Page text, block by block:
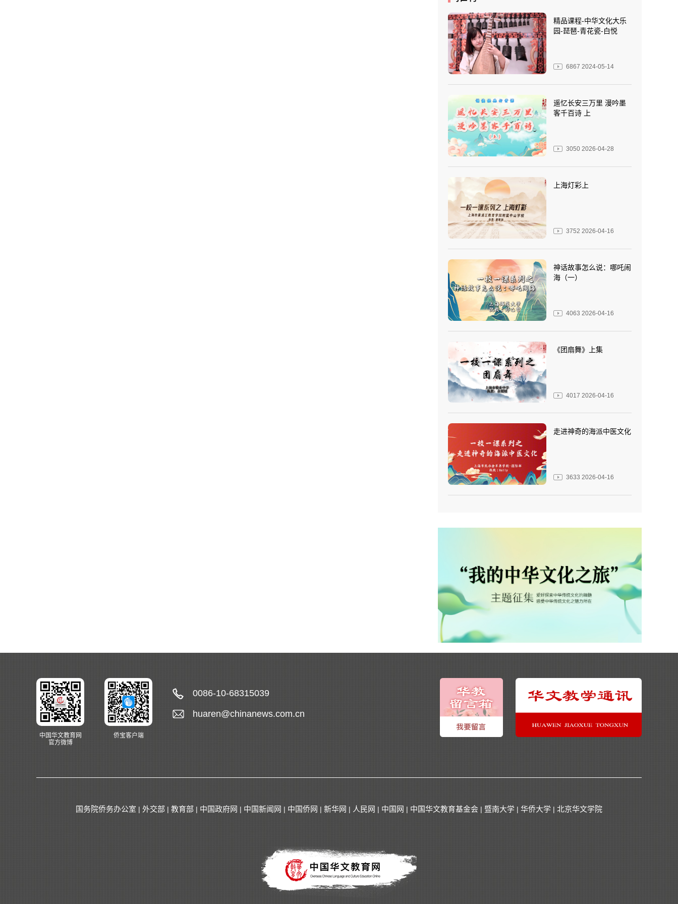
精品课程-中华文化大乐
园-琵琶-青花瓷-白悦
6867 2024-05-14
遥忆长安三万里 漫吟墨
客千百诗 上
3050 2026-04-28
上海灯彩上
3752 2026-04-16
神话故事怎么说：哪吒闹
海（一）
4063 2026-04-16
《团扇舞》上集
4017 2026-04-16
走进神奇的海派中医文化
3633 2026-04-16
中国华文教育网
官方微博
侨宝客户端
0086-10-68315039
huaren@chinanews.com.cn
国务院侨务办公室 | 外交部 | 教育部 | 中国政府网 | 中国新闻网 | 中国侨网 | 新华网 | 人民网 | 中国网 | 中国华文教育基金会 | 暨南大学 | 华侨大学 | 北京华文学院